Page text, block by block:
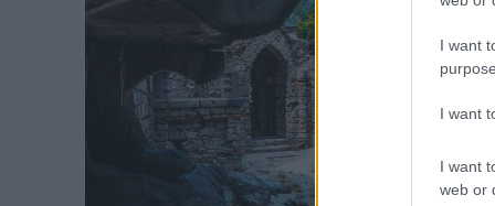
I want
I want
I want
web or